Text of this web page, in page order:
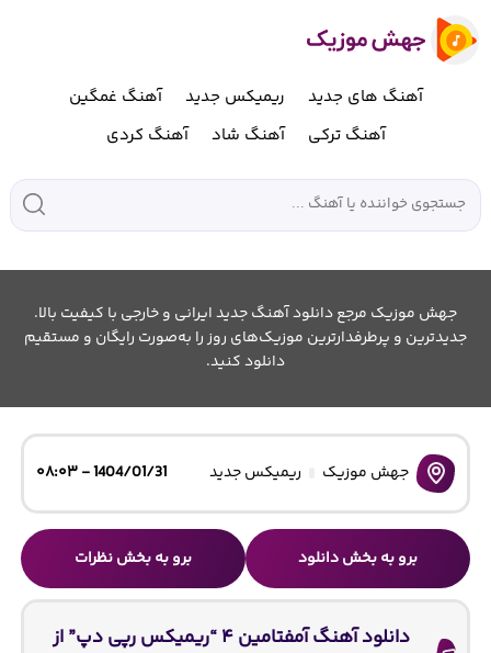
آهنگ های جدید ریمیکس جدید
آهنگ غمگین
آهنگ ترکی
آهنگ شاد آهنگ کردی
جهش موزیک مرجع دانلود آهنگ جدید ایرانی و خارجی با کیفیت بالا.
جدیدترین و پرطرفدارترین موزیک‌های روز را به‌صورت رایگان و مستقیم
دانلود کنید.
جهش موزیک ریمیکس جدید 1404/01/31 - ۰۸:۰۳
برو به بخش دانلود برو به بخش نظرات
دانلود آهنگ آمفتامین ۴ “ریمیکس رپی دپ” از